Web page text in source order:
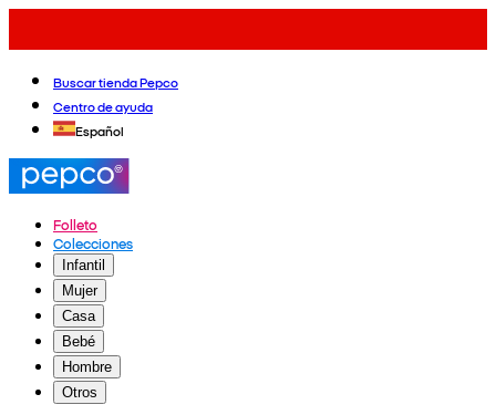
Buscar tienda Pepco
Centro de ayuda
Español
Folleto
Colecciones
Infantil
Mujer
Casa
Bebé
Hombre
Otros